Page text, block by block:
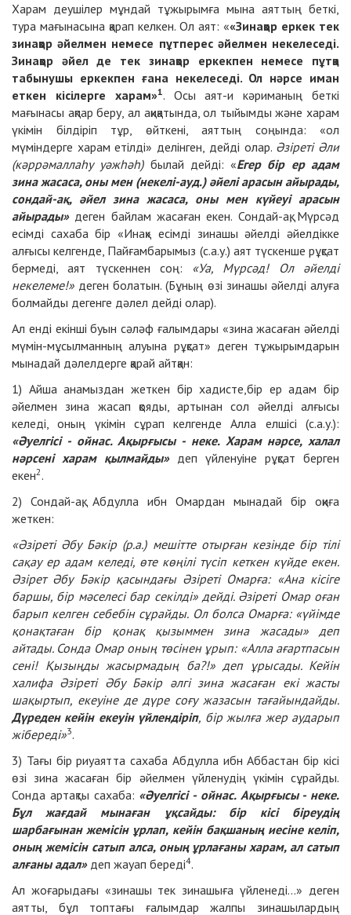
Харам деушілер мұндай тұжырымға мына аяттың беткі,
тура мағынасына қарап келкен. Ол аят: ««Зинақор еркек тек
зинақор әйелмен немесе пұтперес әйелмен некелеседі.
Зинақор әйел де тек зинақор еркекпен немесе пұтқа
табынушы еркекпен ғана некелеседі. Ол нәрсе иман
еткен кісілерге харам»1. Осы аят-и кәриманың беткі
мағынасы ақпар беру, ал ақиқатында, ол тыйымды және харам
үкімін білдіріп тұр, өйткені, аяттың соңында: «ол
мүміндерге харам етілді» делінген, дейді олар. Әзіреті Әли
(кәррәмаллаһу уәжһәһ)былай дейді: «Егер бір ер адам
зина жасаса, оны мен (некелі-ауд.) әйелі арасын айырады,
сондай-ақ, әйел зина жасаса, оны мен күйеуі арасын
айырады»деген байлам жасаған екен. Сондай-ақ, Мүрсәд
есімді сахаба бір «Инақ» есімді зинашы әйелді әйелдікке
алғысы келгенде, Пайғамбарымыз (с.а.у.) аят түскенше рұқсат
бермеді, аят түскеннен соң: «Уа, Мүрсәд! Ол әйелді
некелеме!» деген болатын. (Бұның өзі зинашы әйелді алуға
болмайды дегенге дәлел дейді олар).
Ал енді екінші буын сәләф ғалымдары «зина жасаған әйелді
мүмін-мұсылманның алуына рұқсат» деген тұжырымдарын
мынадай дәлелдерге қарай айтқан:
1) Айша анамыздан жеткен бір хадисте,бір ер адам бір
әйелмен зина жасап қояды, артынан сол әйелді алғысы
келеді, оның үкімін сұрап келгенде Алла елшісі (с.а.у.):
«Әуелгісі - ойнас. Ақырғысы - неке. Харам нәрсе, халал
нәрсені харам қылмайды»деп үйленуіне рұқсат берген
екен2.
2) Сондай-ақ, Абдулла ибн Омардан мынадай бір оқиға
жеткен:
«Әзіреті Әбу Бәкір (р.а.) мешітте отырған кезінде бір тілі
сақау ер адам келеді, өте көңілі түсіп кеткен күйде екен.
Әзірет Әбу Бәкір қасындағы Әзіреті Омарға: «Ана кісіге
баршы, бір мәселесі бар секілді» дейді. Әзіреті Омар оған
барып келген себебін сұрайды. Ол болса Омарға: «үйімде
қонақтаған бір қонақ қызыммен зина жасады» деп
айтады. Сонда Омар оның төсінен ұрып: «Алла ағартпасын
сені! Қызыңды жасырмадың ба?!» деп ұрысады. Кейін
халифа Әзіреті Әбу Бәкір әлгі зина жасаған екі жасты
шақыртып, екеуіне де дүре соғу жазасын тағайындайды.
Дүреден кейін екеуін үйлендіріп, бір жылға жер аударып
жібереді»3.
3) Тағы бір риуаятта сахаба Абдулла ибн Аббастан бір кісі
өзі зина жасаған бір әйелмен үйленудің үкімін сұрайды.
Сонда артақты сахаба: «Әуелгісі - ойнас. Ақырғысы - неке.
Бұл жағдай мынаған ұқсайды: бір кісі біреудің
шарбағынан жемісін ұрлап, кейін бақшаның иесіне келіп,
оның жемісін сатып алса, оның ұрлағаны харам, ал сатып
алғаны адал»деп жауап береді4.
Ал жоғарыдағы «зинашы тек зинашыға үйленеді...» деген
аятты, бұл топтағы ғалымдар жалпы зинашылардың